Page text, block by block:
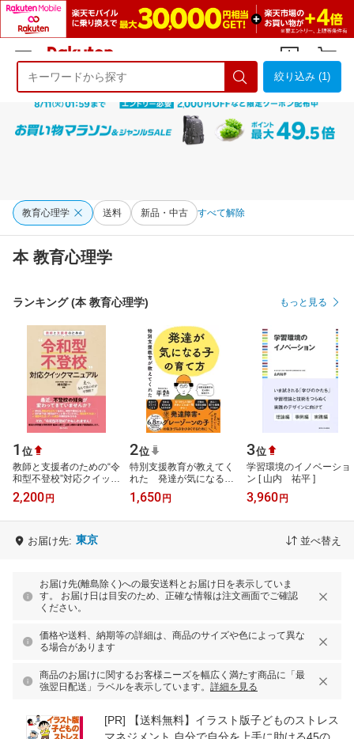
ようこそ 楽天市場へ ログイン
絞り込み (1)
教育心理学 送料 新品・中古 すべて解除
本 教育心理学
ランキング (本 教育心理学) もっと見る
1 位
教師と支援者のための“令
和型不登校”対応クイック
マニュアル [ 神村栄一 ]
2,200 円
2位
特別支援教育が教えてく
れた 発達が気になる子
の育て方 [ 平熱 ]
1,650 円
3位
学習環境のイノベーショ
ン [ 山内 祐平 ]
3,960 円
お届け先: 東京 並べ替え
お届け先(離島除く)への最安送料とお届け日を表示していま
す。 お届け日は目安のため、正確な情報は注文画面でご確認
ください。
価格や送料、納期等の詳細は、商品のサイズや色によって異な
る場合があります
商品のお届けに関するお客様ニーズを幅広く満たす商品に「最
強翌日配送」ラベルを表示しています。 詳細を見る
[PR]
【送料無料】イラスト版子どものストレス